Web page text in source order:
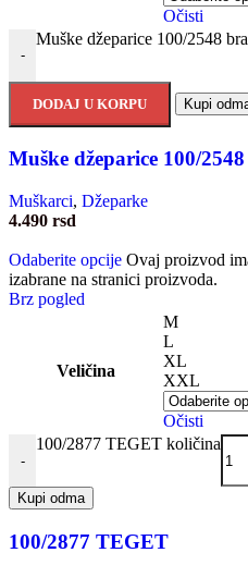
Očisti
-
Muške džeparice 100/2548
DODAJ U KORPU Kupi
Muške džeparice 100/
Muškarci, Džeparke
4.490 rsd
Odaberite opcije Ovaj proizvod
izabrane na stranici proizvoda.
Brz pogled
Veličina
M
L
XL
XXL
Očisti
-
100/2877 TEGET količina
Kupi odma
100/2877 TEGET